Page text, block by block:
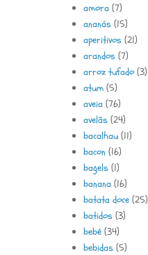
amora (7)
ananás (15)
aperitivos (21)
arandos (7)
arroz tufado (3)
atum (5)
aveia (76)
avelãs (24)
bacalhau (11)
bacon (16)
bagels (1)
banana (16)
batata doce (25)
batidos (3)
bebé (34)
bebidas (5)